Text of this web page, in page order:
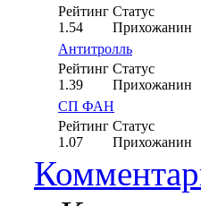
Рейтинг
1.54
Статус
Прихожанин
Антитролль
Рейтинг
1.39
Статус
Прихожанин
СП ФАН
Рейтинг
1.07
Статус
Прихожанин